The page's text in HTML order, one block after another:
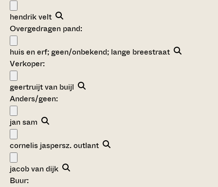
hendrik velt
Overgedragen pand:
huis en erf; geen/onbekend; lange breestraat
Verkoper:
geertruijt van buijl
Anders/geen:
jan sam
cornelis jaspersz. outlant
jacob van dijk
Buur: